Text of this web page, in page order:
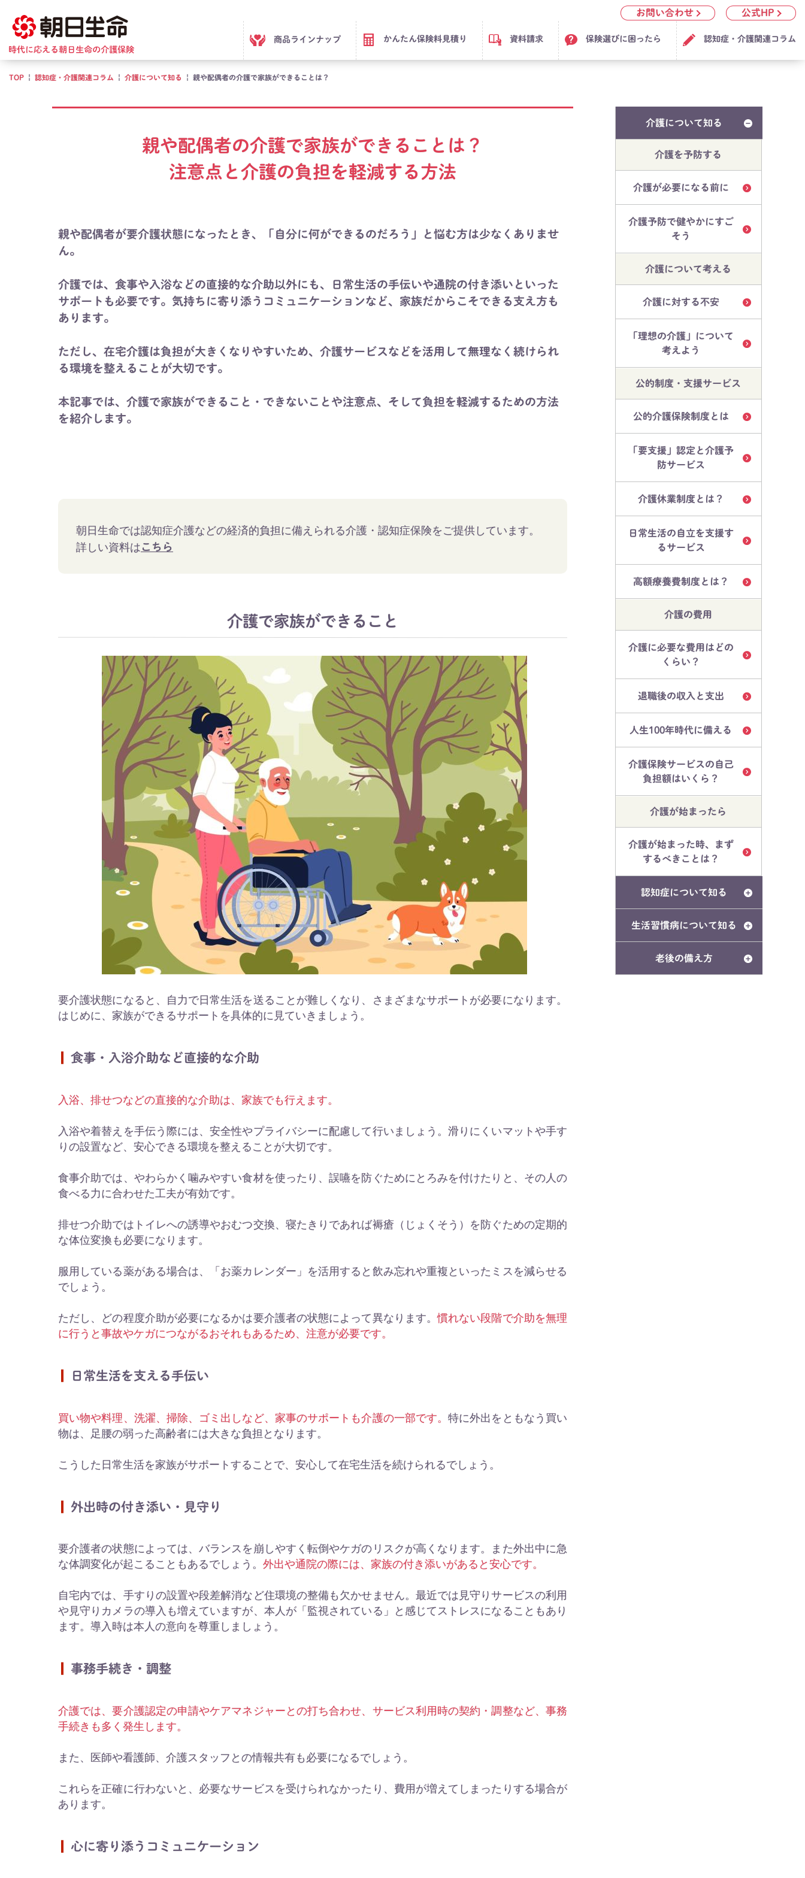
お問い合わせ 公式HP
商品ラインナップ かんたん保険料見積り 資料請求 保険選びに困ったら 認知症・介護関連コラム
TOP | 認知症・介護関連コラム | 介護について知る | 親や配偶者の介護で家族ができることは？
親や配偶者の介護で家族ができることは？
注意点と介護の負担を軽減する方法
親や配偶者が要介護状態になったとき、「自分に何ができるのだろう」と悩む方は少なくありませ
ん。
介護では、食事や入浴などの直接的な介助以外にも、日常生活の手伝いや通院の付き添いといった
サポートも必要です。気持ちに寄り添うコミュニケーションなど、家族だからこそできる支え方も
あります。
ただし、在宅介護は負担が大きくなりやすいため、介護サービスなどを活用して無理なく続けられ
る環境を整えることが大切です。
本記事では、介護で家族ができること・できないことや注意点、そして負担を軽減するための方法
を紹介します。
朝日生命では認知症介護などの経済的負担に備えられる介護・認知症保険をご提供しています。
詳しい資料は こちら
介護で家族ができること
要介護状態になると、自力で日常生活を送ることが難しくなり、さまざまなサポートが必要になります。
はじめに、家族ができるサポートを具体的に見ていきましょう。
食事・入浴介助など直接的な介助
入浴、排せつなどの直接的な介助は、家族でも行えます。
入浴や着替えを手伝う際には、安全性やプライバシーに配慮して行いましょう。滑りにくいマットや手す
りの設置など、安心できる環境を整えることが大切です。
食事介助では、やわらかく噛みやすい食材を使ったり、誤嚥を防ぐためにとろみを付けたりと、その人の
食べる力に合わせた工夫が有効です。
排せつ介助ではトイレへの誘導やおむつ交換、寝たきりであれば褥瘡（じょくそう）を防ぐための定期的
な体位変換も必要になります。
服用している薬がある場合は、「お薬カレンダー」を活用すると飲み忘れや重複といったミスを減らせる
でしょう。
ただし、どの程度介助が必要になるかは要介護者の状態によって異なります。慣れない段階で介助を無理
に行うと事故やケガにつながるおそれもあるため、注意が必要です。
日常生活を支える手伝い
買い物や料理、洗濯、掃除、ゴミ出しなど、家事のサポートも介護の一部です。特に外出をともなう買い
物は、足腰の弱った高齢者には大きな負担となります。
こうした日常生活を家族がサポートすることで、安心して在宅生活を続けられるでしょう。
外出時の付き添い・見守り
要介護者の状態によっては、バランスを崩しやすく転倒やケガのリスクが高くなります。また外出中に急
な体調変化が起こることもあるでしょう。 外出や通院の際には、家族の付き添いがあると安心です。
自宅内では、手すりの設置や段差解消など住環境の整備も欠かせません。最近では見守りサービスの利用
や見守りカメラの導入も増えていますが、本人が「監視されている」と感じてストレスになることもあり
ます。導入時は本人の意向を尊重しましょう。
事務手続き・調整
介護では、要介護認定の申請やケアマネジャーとの打ち合わせ、サービス利用時の契約・調整など、事務
手続きも多く発生します。
また、医師や看護師、介護スタッフとの情報共有も必要になるでしょう。
これらを正確に行わないと、必要なサービスを受けられなかったり、費用が増えてしまったりする場合が
あります。
心に寄り添うコミュニケーション
介護について知る
介護を予防する
介護が必要になる前に
介護予防で健やかにすご
そう
介護について考える
介護に対する不安
「理想の介護」について
考えよう
公的制度・支援サービス
公的介護保険制度とは
「要支援」認定と介護予
防サービス
介護休業制度とは？
日常生活の自立を支援す
るサービス
高額療養費制度とは？
介護の費用
介護に必要な費用はどの
くらい？
退職後の収入と支出
人生100年時代に備える
介護保険サービスの自己
負担額はいくら？
介護が始まったら
介護が始まった時、まず
するべきことは？
認知症について知る
生活習慣病について知る
老後の備え方